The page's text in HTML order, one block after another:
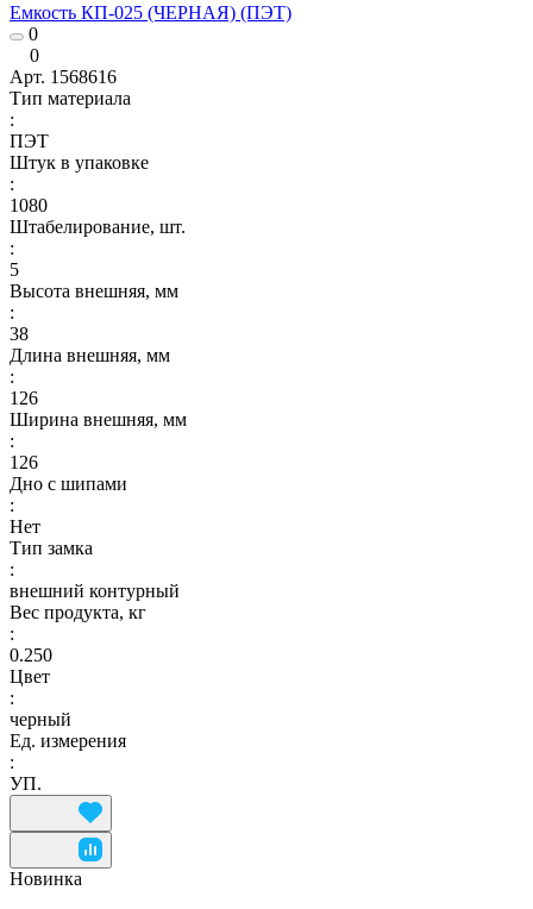
Емкость КП-025 (ЧЕРНАЯ) (ПЭТ)
0
0
Арт. 1568616
Тип материала
:
ПЭТ
Штук в упаковке
:
1080
Штабелирование, шт.
:
5
Высота внешняя, мм
:
38
Длина внешняя, мм
:
126
Ширина внешняя, мм
:
126
Дно с шипами
:
Нет
Тип замка
:
внешний контурный
Вес продукта, кг
:
0.250
Цвет
:
черный
Ед. измерения
:
УП.
Новинка